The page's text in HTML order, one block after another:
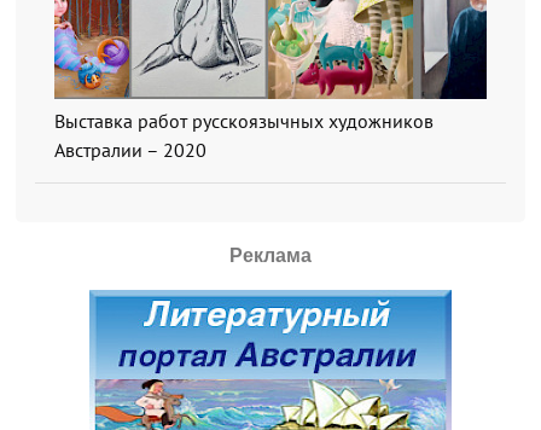
Выставка работ русскоязычных художников
Австралии – 2020
Реклама